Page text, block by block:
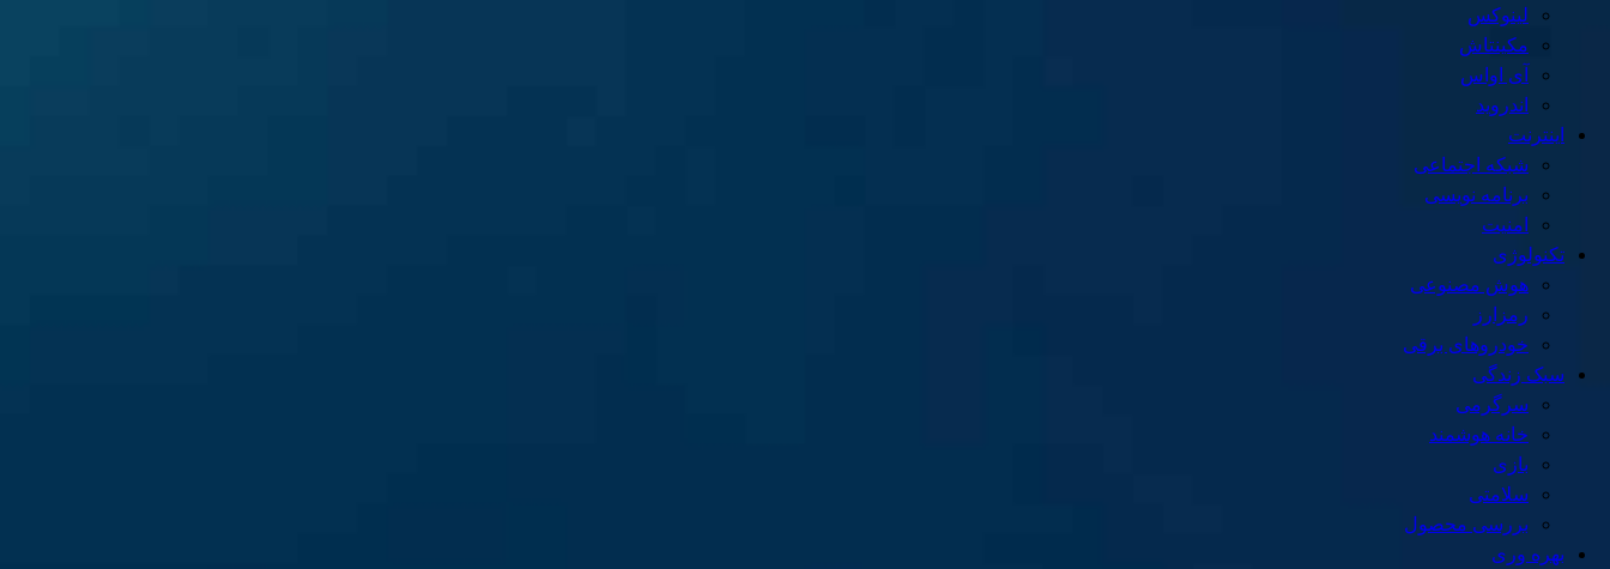
لینوکس
مکینتاش
آی اواس
اندروید
اینترنت
شبکه اجتماعی
برنامه نویسی
امنیت
تکنولوژی
هوش مصنوعی
رمزارز
خودروهای برقی
سبک زندگی
سرگرمی
خانه هوشمند
بازی
سلامتی
بررسی محصول
بهره وری